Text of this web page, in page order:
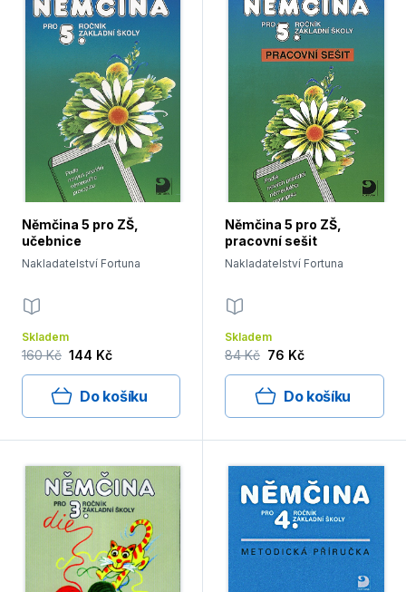
Němčina 5 pro ZŠ,
učebnice
Nakladatelství Fortuna
Skladem
160 Kč 144 Kč
Do košíku
Němčina 5 pro ZŠ,
pracovní sešit
Nakladatelství Fortuna
Skladem
84 Kč 76 Kč
Do košíku